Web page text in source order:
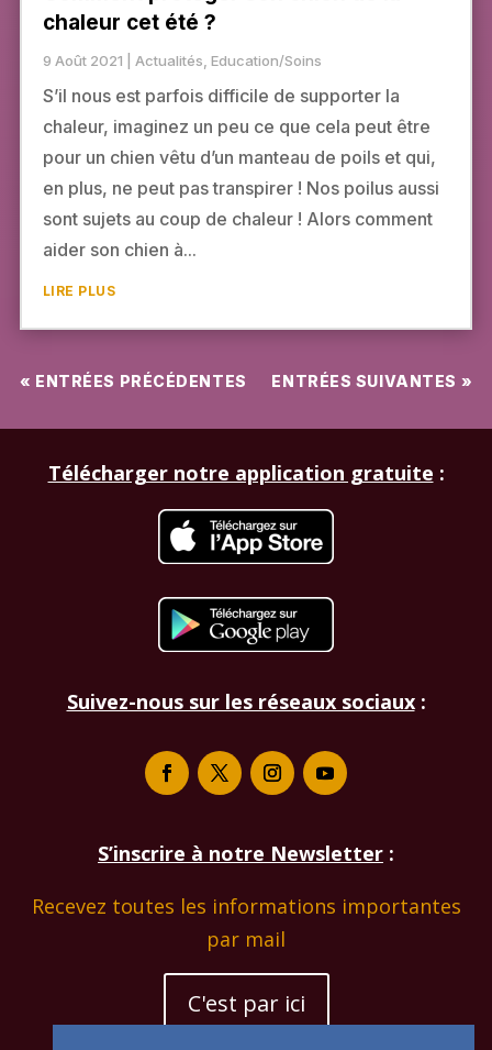
chaleur cet été ?
9 Août 2021 Actualités Education/Soins
S’il nous est parfois difficile de supporter la
chaleur, imaginez un peu ce que cela peut être
pour un chien vêtu d’un manteau de poils et qui,
en plus, ne peut pas transpirer ! Nos poilus aussi
sont sujets au coup de chaleur ! Alors comment
aider son chien à...
LIRE PLUS
« ENTRÉES PRÉCÉDENTES ENTRÉES SUIVANTES »
Télécharger notre application gratuite :
Suivez-nous sur les réseaux sociaux:
S’inscrire à notre Newsletter :
Recevez toutes les informations importantes
par mail
C'est par ici